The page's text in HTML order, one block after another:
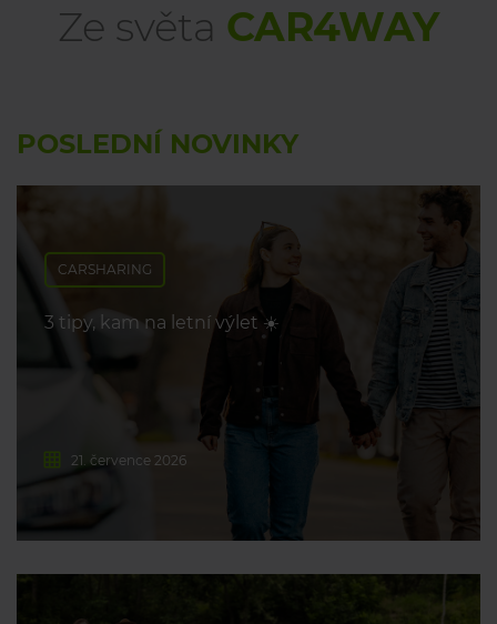
Ze světa CAR4WAY
POSLEDNÍ NOVINKY
CARSHARING
3 tipy, kam na letní výlet ☀️
21. července 2026